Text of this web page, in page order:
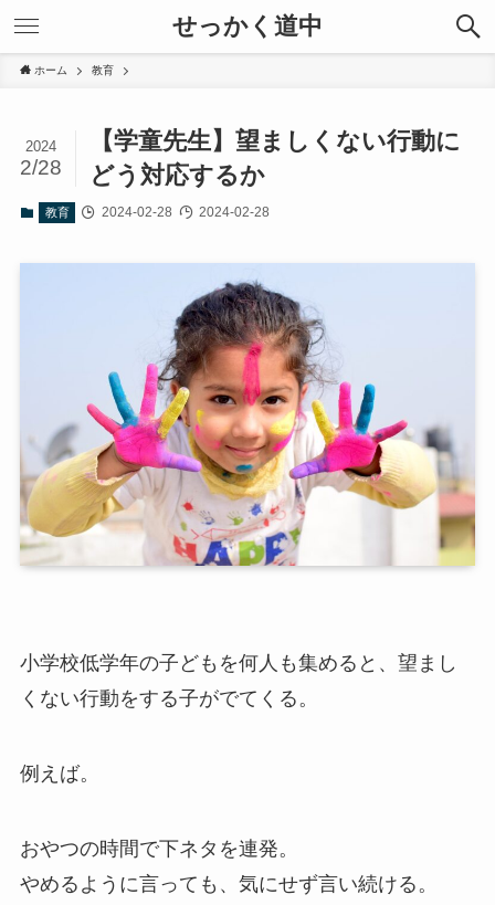
せっかく道中
ホーム 教育
【学童先生】望ましくない行動に
どう対応するか
2024
2/28
教育 2024-02-28 2024-02-28
小学校低学年の子どもを何人も集めると、望まし
くない行動をする子がでてくる。
例えば。
おやつの時間で下ネタを連発。
やめるように言っても、気にせず言い続ける。